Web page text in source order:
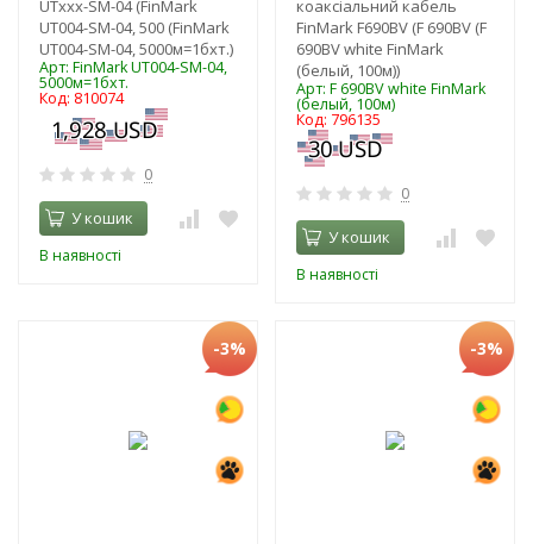
UTxxx-SM-04 (FinMark
UT004-SM-04, 500 (FinMark
UT004-SM-04, 5000м=1бхт.)
Арт: FinMark UT004-SM-04,
5000м=1бхт.
Код: 810074
0
У кошик
В наявності
коаксіальний кабель
FinMark F690BV (F 690BV (F
690BV white FinMark
(белый, 100м))
Арт: F 690BV white FinMark
(белый, 100м)
Код: 796135
0
У кошик
В наявності
-3% -3%